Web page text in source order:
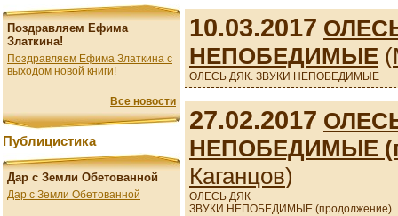
Поздравляем Ефима
Златкина!
Поздравляем Ефима Златкина с
выходом новой книги!
Все новости
Публицистика
Дар с Земли Обетованной
Дар с Земли Обетованной
10.03.2017
НЕПОБЕДИМЫЕ (
ОЛЕСЬ ДЯК. ЗВУКИ НЕПОБЕДИМЫЕ
27.02.2017
НЕПОБЕДИМЫЕ
Каганцов)
ОЛЕСЬ ДЯК
ЗВУКИ НЕПОБЕДИМЫЕ (продолжение)